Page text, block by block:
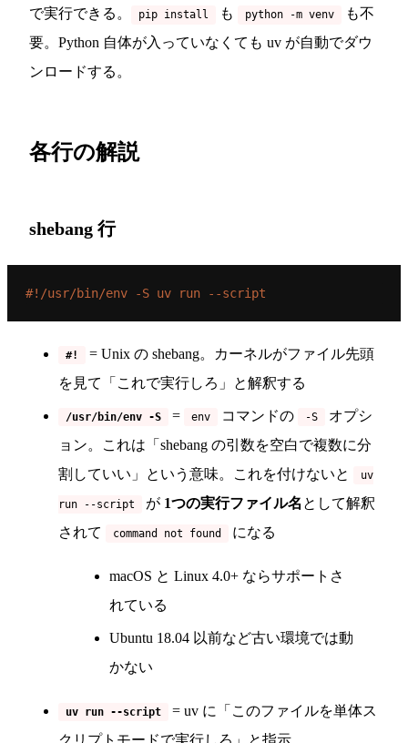
で実行できる。 pip install も python -m venv
も不
要。Python 自体が入っていなくても uv が自動でダウ
ンロードする。
各行の解説
shebang 行
#!/usr/bin/env -S uv run --script
#!
= Unix の shebang。カーネルがファイル先頭
を見て「これで実行しろ」と解釈する
/usr/bin/env -S = env コマンドの -S
オプシ
ョン。これは「shebang の引数を空白で複数に分
割していい」という意味。これを付けないと
uv
run --script が 1つの実行ファイル名 として解釈
されて
command not found になる
macOS と Linux 4.0+ ならサポートさ
れている
Ubuntu 18.04 以前など古い環境では動
かない
uv run --script
= uv に「このファイルを単体ス
クリプトモードで実行しろ」と指示